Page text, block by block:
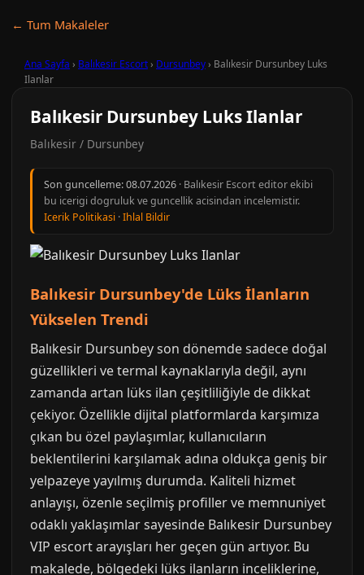
← Tum Makaleler
Ana Sayfa › Balıkesir Escort› Dursunbey› Balıkesir Dursunbey Luks
Ilanlar
Balıkesir Dursunbey Luks Ilanlar
Balıkesir / Dursunbey
Son guncelleme:08.07.2026 · Balıkesir Escort editor ekibi
bu icerigi dogruluk ve guncellik acisindan incelemistir.
Icerik Politikasi ·Ihlal Bildir
Balıkesir Dursunbey'de Lüks İlanların
Yükselen Trendi
Balıkesir Dursunbey son dönemde sadece doğal
güzellikleri ve termal kaynaklarıyla değil, aynı
zamanda artan lüks ilan çeşitliliğiyle de dikkat
çekiyor. Özellikle dijital platformlarda karşımıza
çıkan bu özel paylaşımlar, kullanıcıların
beklentilerini karşılamak adına oldukça geniş bir
yelpazeye yayılmış durumda. Kaliteli hizmet
anlayışı, özenle seçilmiş profiller ve memnuniyet
odaklı yaklaşımlar sayesinde Balıkesir Dursunbey
VIP escort arayışları her geçen gün artıyor. Bu
makalede, bölgedeki lüks ilanların inceliklerine,